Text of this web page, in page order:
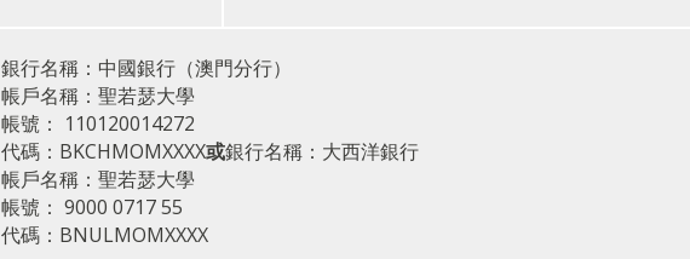
銀行名稱：中國銀行（澳門分行）
帳戶名稱：聖若瑟大學
帳號： 110120014272
代碼：BKCHMOMXXXX或銀行名稱：大西洋銀行
帳戶名稱：聖若瑟大學
帳號： 9000 0717 55
代碼：BNULMOMXXXX